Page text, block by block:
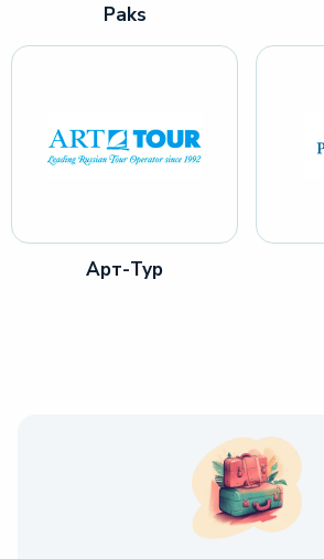
Paks
Арт-Тур